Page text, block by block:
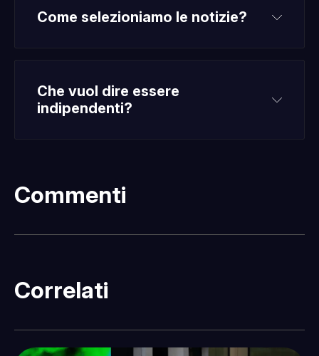
Come selezioniamo le notizie?
Che vuol dire essere
indipendenti?
Commenti
Correlati